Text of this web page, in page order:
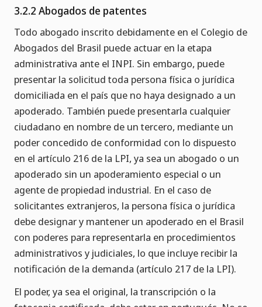
3.2.2 Abogados de patentes
Todo abogado inscrito debidamente en el Colegio de
Abogados del Brasil puede actuar en la etapa
administrativa ante el INPI. Sin embargo, puede
presentar la solicitud toda persona física o jurídica
domiciliada en el país que no haya designado a un
apoderado. También puede presentarla cualquier
ciudadano en nombre de un tercero, mediante un
poder concedido de conformidad con lo dispuesto
en el artículo 216 de la LPI, ya sea un abogado o un
apoderado sin un apoderamiento especial o un
agente de propiedad industrial. En el caso de
solicitantes extranjeros, la persona física o jurídica
debe designar y mantener un apoderado en el Brasil
con poderes para representarla en procedimientos
administrativos y judiciales, lo que incluye recibir la
notificación de la demanda (artículo 217 de la LPI).
El poder, ya sea el original, la transcripción o la